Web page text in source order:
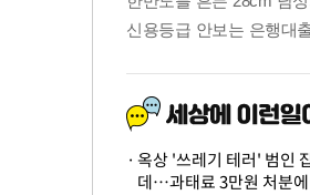
옥상 '쓰레기 테러' 범인
데…과태료 3만원 처분에